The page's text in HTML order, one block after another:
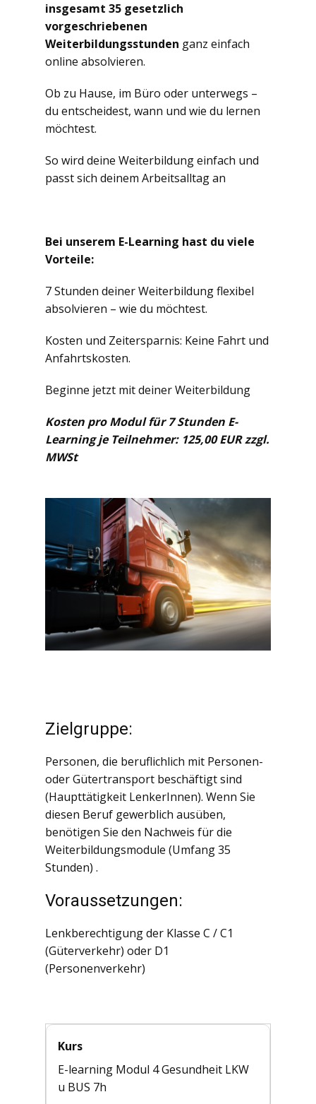
insgesamt 35 gesetzlich
vorgeschriebenen
Weiterbildungsstunden ganz einfach
online absolvieren.
Ob zu Hause, im Büro oder unterwegs –
du entscheidest, wann und wie du lernen
möchtest.
So wird deine Weiterbildung einfach und
passt sich deinem Arbeitsalltag an
Bei unserem E-Learning hast du viele
Vorteile:
7 Stunden deiner Weiterbildung flexibel
absolvieren – wie du möchtest.
Kosten und Zeitersparnis: Keine Fahrt und
Anfahrtskosten.
Beginne jetzt mit deiner Weiterbildung
Kosten pro Modul für 7 Stunden E-
Learning je Teilnehmer: 125,00 EUR zzgl.
MWSt
Zielgruppe:
Personen, die beruflichlich mit Personen-
oder Gütertransport beschäftigt sind
(Haupttätigkeit LenkerInnen). Wenn Sie
diesen Beruf gewerblich ausüben,
benötigen Sie den Nachweis für die
Weiterbildungsmodule (Umfang 35
Stunden) .
Voraussetzungen:
Lenkberechtigung der Klasse C / C1
(Güterverkehr) oder D1
(Personenverkehr)
Kurs
E-learning Modul 4 Gesundheit LKW
u BUS 7h